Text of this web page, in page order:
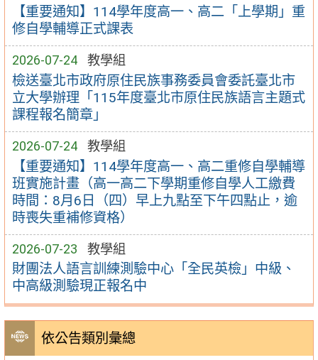
【重要通知】114學年度高一、高二「上學期」重
修自學輔導正式課表
2026-07-24 教學組
檢送臺北市政府原住民族事務委員會委託臺北市
立大學辦理「115年度臺北市原住民族語言主題式
課程報名簡章」
2026-07-24 教學組
【重要通知】114學年度高一、高二重修自學輔導
班實施計畫（高一高二下學期重修自學人工繳費
時間：8月6日（四）早上九點至下午四點止，逾
時喪失重補修資格）
2026-07-23 教學組
財團法人語言訓練測驗中心「全民英檢」中級、
中高級測驗現正報名中
依公告類別彙總